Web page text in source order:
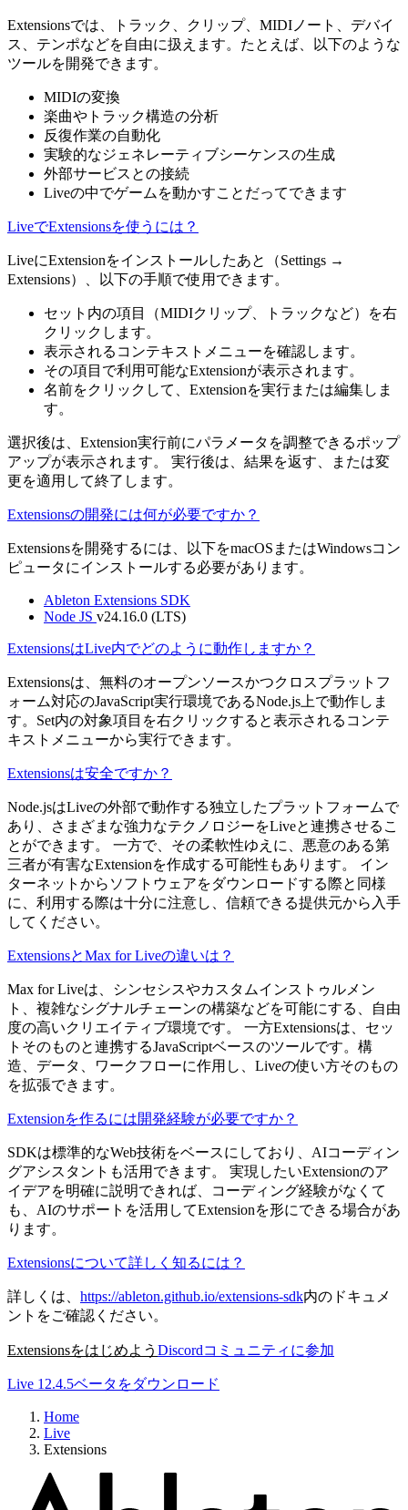
Extensionsでは、トラック、クリップ、MIDIノート、デバイ
ス、テンポなどを自由に扱えます。たとえば、以下のような
ツールを開発できます。
MIDIの変換
楽曲やトラック構造の分析
反復作業の自動化
実験的なジェネレーティブシーケンスの生成
外部サービスとの接続
Liveの中でゲームを動かすことだってできます
LiveでExtensionsを使うには？
LiveにExtensionをインストールしたあと（Settings →
Extensions）、以下の手順で使用できます。
セット内の項目（MIDIクリップ、トラックなど）を右
クリックします。
表示されるコンテキストメニューを確認します。
その項目で利用可能なExtensionが表示されます。
名前をクリックして、Extensionを実行または編集しま
す。
選択後は、Extension実行前にパラメータを調整できるポップ
アップが表示されます。 実行後は、結果を返す、または変
更を適用して終了します。
Extensionsの開発には何が必要ですか？
Extensionsを開発するには、以下をmacOSまたはWindowsコン
ピュータにインストールする必要があります。
Ableton Extensions SDK
Node JS v24.16.0 (LTS)
ExtensionsはLive内でどのように動作しますか？
Extensionsは、無料のオープンソースかつクロスプラットフ
ォーム対応のJavaScript実行環境であるNode.js上で動作しま
す。Set内の対象項目を右クリックすると表示されるコンテ
キストメニューから実行できます。
Extensionsは安全ですか？
Node.jsはLiveの外部で動作する独立したプラットフォームで
あり、さまざまな強力なテクノロジーをLiveと連携させるこ
とができます。 一方で、その柔軟性ゆえに、悪意のある第
三者が有害なExtensionを作成する可能性もあります。 イン
ターネットからソフトウェアをダウンロードする際と同様
に、利用する際は十分に注意し、信頼できる提供元から入手
してください。
ExtensionsとMax for Liveの違いは？
Max for Liveは、シンセシスやカスタムインストゥルメン
ト、複雑なシグナルチェーンの構築などを可能にする、自由
度の高いクリエイティブ環境です。 一方Extensionsは、セッ
トそのものと連携するJavaScriptベースのツールです。構
造、データ、ワークフローに作用し、Liveの使い方そのもの
を拡張できます。
Extensionを作るには開発経験が必要ですか？
SDKは標準的なWeb技術をベースにしており、AIコーディン
グアシスタントも活用できます。 実現したいExtensionのア
イデアを明確に説明できれば、コーディング経験がなくて
も、AIのサポートを活用してExtensionを形にできる場合があ
ります。
Extensionsについて詳しく知るには？
詳しくは、 https://ableton.github.io/extensions-sdk内のドキュメ
ントをご確認ください。
Extensionsをはじめよう Discordコミュニティに参加
Live 12.4.5ベータをダウンロード
Home
Live
Extensions